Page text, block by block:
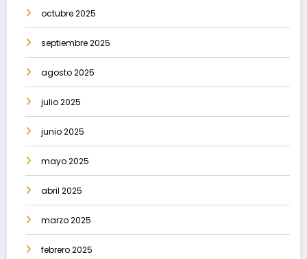
octubre 2025
septiembre 2025
agosto 2025
julio 2025
junio 2025
mayo 2025
abril 2025
marzo 2025
febrero 2025